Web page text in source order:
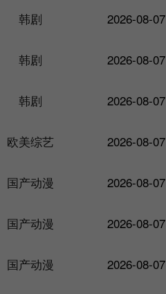
韩剧 2026-08-07
韩剧 2026-08-07
韩剧 2026-08-07
欧美综艺 2026-08-07
国产动漫 2026-08-07
国产动漫 2026-08-07
国产动漫 2026-08-07